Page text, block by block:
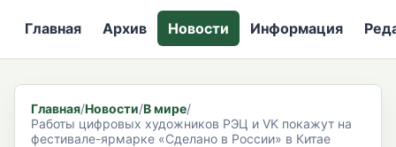
Главная Архив Новости Информация
Главная/Новости/В мире/
Работы цифровых художников РЭЦ и VK покажут на
фестивале-ярмарке «Сделано в России» в Китае